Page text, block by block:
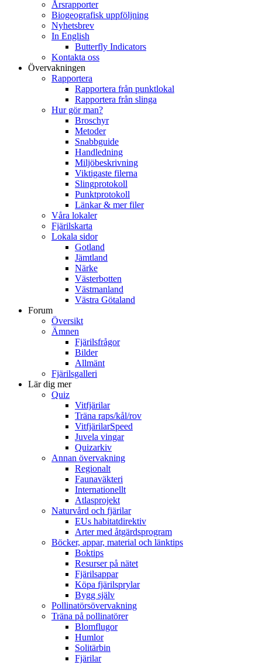
Årsrapporter
Biogeografisk uppföljning
Nyhetsbrev
In English
Butterfly Indicators
Kontakta oss
Övervakningen
Rapportera
Rapportera från punktlokal
Rapportera från slinga
Hur gör man?
Broschyr
Metoder
Snabbguide
Handledning
Miljöbeskrivning
Viktigaste filerna
Slingprotokoll
Punktprotokoll
Länkar & mer filer
Våra lokaler
Fjärilskarta
Lokala sidor
Gotland
Jämtland
Närke
Västerbotten
Västmanland
Västra Götaland
Forum
Översikt
Ämnen
Fjärilsfrågor
Bilder
Allmänt
Fjärilsgalleri
Lär dig mer
Quiz
Vitfjärilar
Träna raps/kål/rov
VitfjärilarSpeed
Juvela vingar
Quizarkiv
Annan övervakning
Regionalt
Faunaväkteri
Internationellt
Atlasprojekt
Naturvård och fjärilar
EUs habitatdirektiv
Arter med åtgärdsprogram
Böcker, appar, material och länktips
Boktips
Resurser på nätet
Fjärilsappar
Köpa fjärilsprylar
Bygg själv
Pollinatörsövervakning
Träna på pollinatörer
Blomflugor
Humlor
Solitärbin
Fjärilar